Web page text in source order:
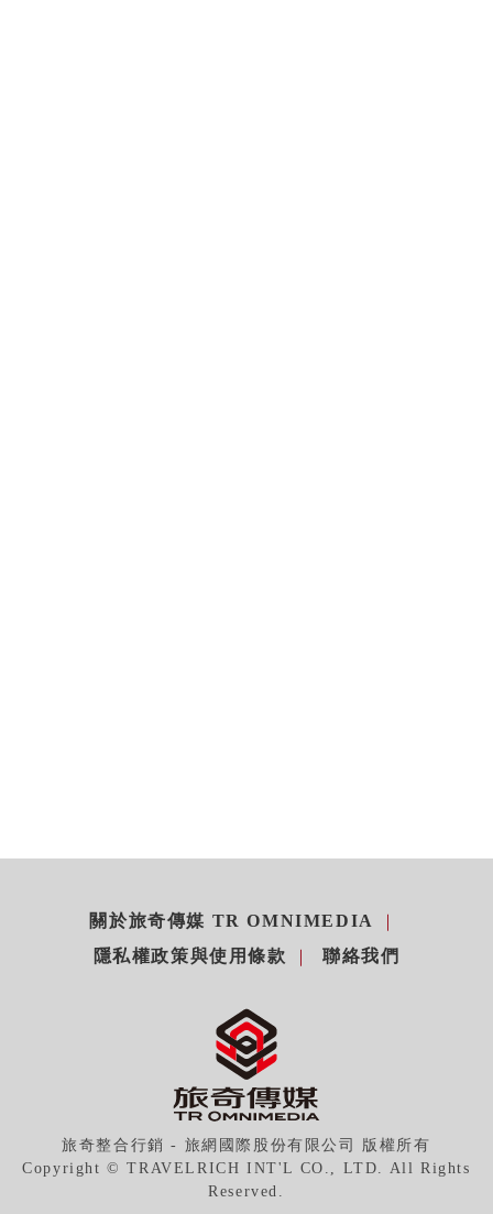
關於旅奇傳媒 TR OMNIMEDIA
隱私權政策與使用條款
聯絡我們
旅奇整合行銷 - 旅網國際股份有限公司 版權所有
Copyright © TRAVELRICH INT'L CO., LTD. All Rights
Reserved.